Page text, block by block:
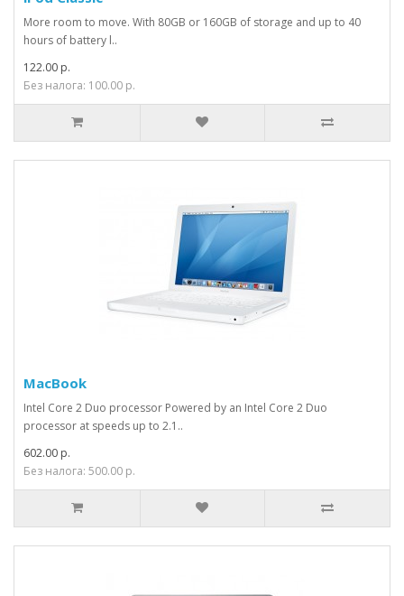
More room to move. With 80GB or 160GB of storage and up to 40
hours of battery l..
122.00 р.
Без налога: 100.00 р.
MacBook
Intel Core 2 Duo processor Powered by an Intel Core 2 Duo
processor at speeds up to 2.1..
602.00 р.
Без налога: 500.00 р.